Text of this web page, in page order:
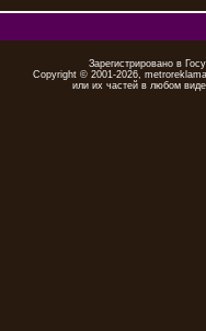
Зарегистрировано в
Copyright © 2001-2026,
или их частей в любом